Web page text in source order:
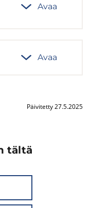
Avaa
Avaa
Päivitetty 27.5.2025
tältä